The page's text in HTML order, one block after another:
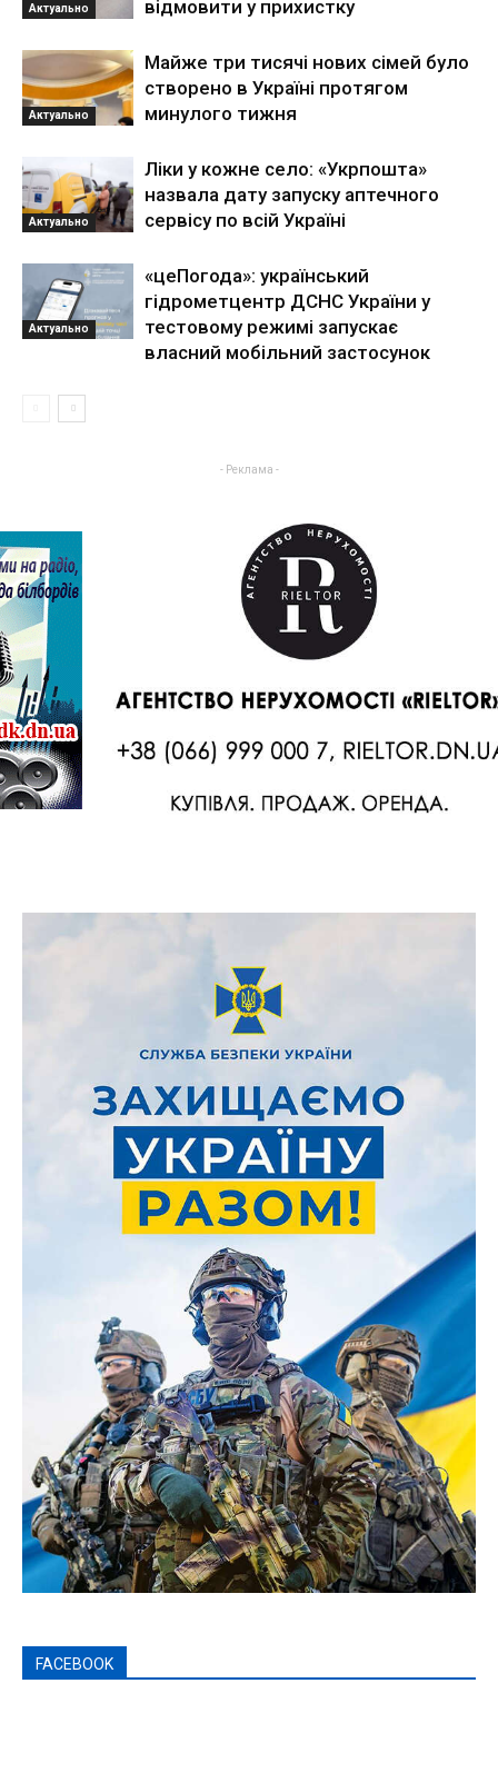
Актуально відмовити у прихистку
Актуально
Майже три тисячі нових сімей було
створено в Україні протягом
минулого тижня
Актуально
Ліки у кожне село: «Укрпошта»
назвала дату запуску аптечного
сервісу по всій Україні
Актуально
«цеПогода»: український
гідрометцентр ДСНС України у
тестовому режимі запускає
власний мобільний застосунок
- Реклама -
FACEBOOK